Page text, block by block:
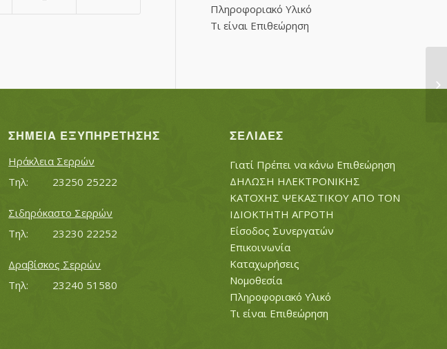
Πληροφοριακό Υλικό
Τι είναι Επιθεώρηση
ΣΗΜΕΊΑ ΕΞΥΠΗΡΈΤΗΣΗΣ
Ηράκλεια Σερρών
Τηλ:		23250 25222
Σιδηρόκαστο Σερρών
Τηλ:		23230 22252
Δραβίσκος Σερρών
Τηλ:		23240 51580
ΣΕΛΊΔΕΣ
Γιατί Πρέπει να κάνω Επιθεώρηση
ΔΗΛΩΣΗ ΗΛΕΚΤΡΟΝΙΚΗΣ
ΚΑΤΟΧΗΣ ΨΕΚΑΣΤΙΚΟΥ ΑΠΟ ΤΟΝ
ΙΔΙΟΚΤΗΤΗ ΑΓΡΟΤΗ
Είσοδος Συνεργατών
Επικοινωνία
Καταχωρήσεις
Νομοθεσία
Πληροφοριακό Υλικό
Τι είναι Επιθεώρηση